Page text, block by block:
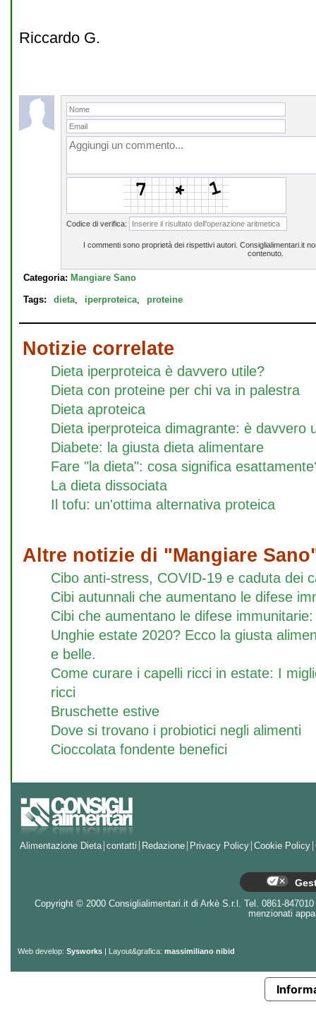
Riccardo G.
Codice di verifica:
I commenti sono proprietà dei rispettivi autori. Consiglialimentari.it
contenuto.
Categoria: Mangiare Sano
Tags: dieta, iperproteica, proteine
Notizie correlate
Dieta iperproteica è davvero utile?
Dieta con proteine per chi va in palestra
Dieta aproteica
Dieta iperproteica dimagrante: è davvero
Diabete: la giusta dieta alimentare
Fare "la dieta": cosa significa
La dieta dissociata
Il tofu: un'ottima alternativa proteica
Altre notizie di "Mangiare
Cibo anti-stress, COVID-19 e caduta dei
Cibi autunnali che aumentano le difese
Cibi che aumentano le difese
Unghie estate 2020? Ecco la giusta
e belle.
Come curare i capelli ricci in estate: I
ricci
Bruschette estive
Dove si trovano i probiotici negli alimenti
Cioccolata fondente benefici
Alimentazione Dieta contatti Redazione Privacy Policy Cookie Policy
Copyright © 2000 Consiglialimentari.it di Arkè S.r.l. Tel. 0861-
menzionati
Web develop: Sysworks | Layout&grafica: massimiliano nibid